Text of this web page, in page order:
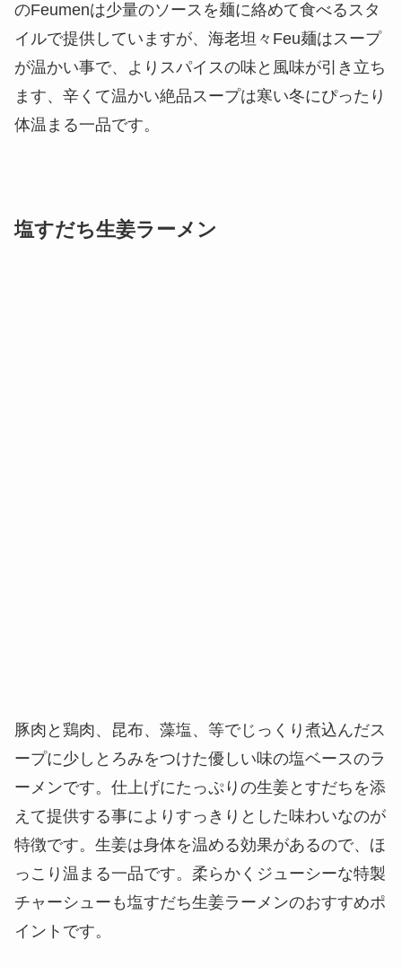
のFeumenは少量のソースを麺に絡めて食べるスタ
イルで提供していますが、海老坦々Feu麺はスープ
が温かい事で、よりスパイスの味と風味が引き立ち
ます、辛くて温かい絶品スープは寒い冬にぴったり
体温まる一品です。
塩すだち生姜ラーメン
豚肉と鶏肉、昆布、藻塩、等でじっくり煮込んだス
ープに少しとろみをつけた優しい味の塩ベースのラ
ーメンです。仕上げにたっぷりの生姜とすだちを添
えて提供する事によりすっきりとした味わいなのが
特徴です。生姜は身体を温める効果があるので、ほ
っこり温まる一品です。柔らかくジューシーな特製
チャーシューも塩すだち生姜ラーメンのおすすめポ
イントです。